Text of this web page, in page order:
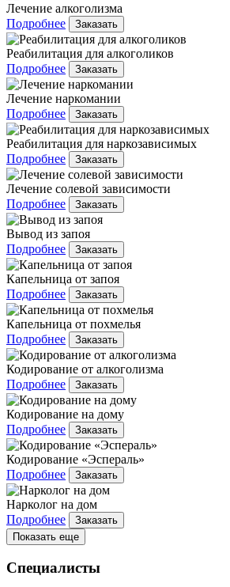
Лечение алкоголизма
Подробнее
Заказать
Реабилитация для алкоголиков
Подробнее
Заказать
Лечение наркомании
Подробнее
Заказать
Реабилитация для наркозависимых
Подробнее
Заказать
Лечение солевой зависимости
Подробнее
Заказать
Вывод из запоя
Подробнее
Заказать
Капельница от запоя
Подробнее
Заказать
Капельница от похмелья
Подробнее
Заказать
Кодирование от алкоголизма
Подробнее
Заказать
Кодирование на дому
Подробнее
Заказать
Кодирование «Эспераль»
Подробнее
Заказать
Нарколог на дом
Подробнее
Заказать
Показать еще
Специалисты